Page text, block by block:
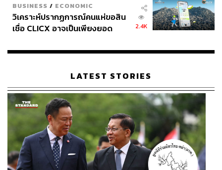
BUSINESS / ECONOMIC
วิเคราะห์ปรากฏการณ์คนแห่ขอสิน
เชื่อ CLICX อาจเป็นเพียงยอด
เรือนไทยที่ถูกซุกไว้
2.4K
LATEST STORIES